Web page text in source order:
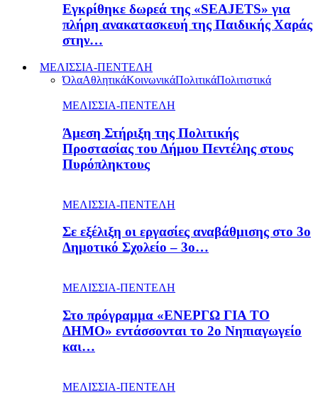
Εγκρίθηκε δωρεά της «SEAJETS» για
πλήρη ανακατασκευή της Παιδικής Χαράς
στην…
ΜΕΛΙΣΣΙΑ-ΠΕΝΤΕΛΗ
ΌλαΑθλητικάΚοινωνικάΠολιτικάΠολιτιστικά
ΜΕΛΙΣΣΙΑ-ΠΕΝΤΕΛΗ
Άμεση Στήριξη της Πολιτικής
Προστασίας του Δήμου Πεντέλης στους
Πυρόπληκτους
ΜΕΛΙΣΣΙΑ-ΠΕΝΤΕΛΗ
Σε εξέλιξη οι εργασίες αναβάθμισης στο 3ο
Δημοτικό Σχολείο – 3ο…
ΜΕΛΙΣΣΙΑ-ΠΕΝΤΕΛΗ
Στο πρόγραμμα «ΕΝΕΡΓΩ ΓΙΑ ΤΟ
ΔΗΜΟ» εντάσσονται το 2ο Νηπιαγωγείο
και…
ΜΕΛΙΣΣΙΑ-ΠΕΝΤΕΛΗ